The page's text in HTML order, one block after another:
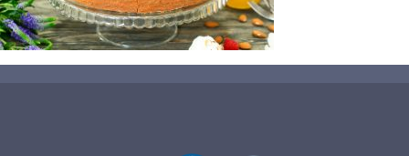
三角蛋糕切割机
条状奶酪切片
挤出奶酪切片
三明治切割机
寿司切割机
常温面团切割
冷冻面团切割
糕点/糖果
牛轧糖切割